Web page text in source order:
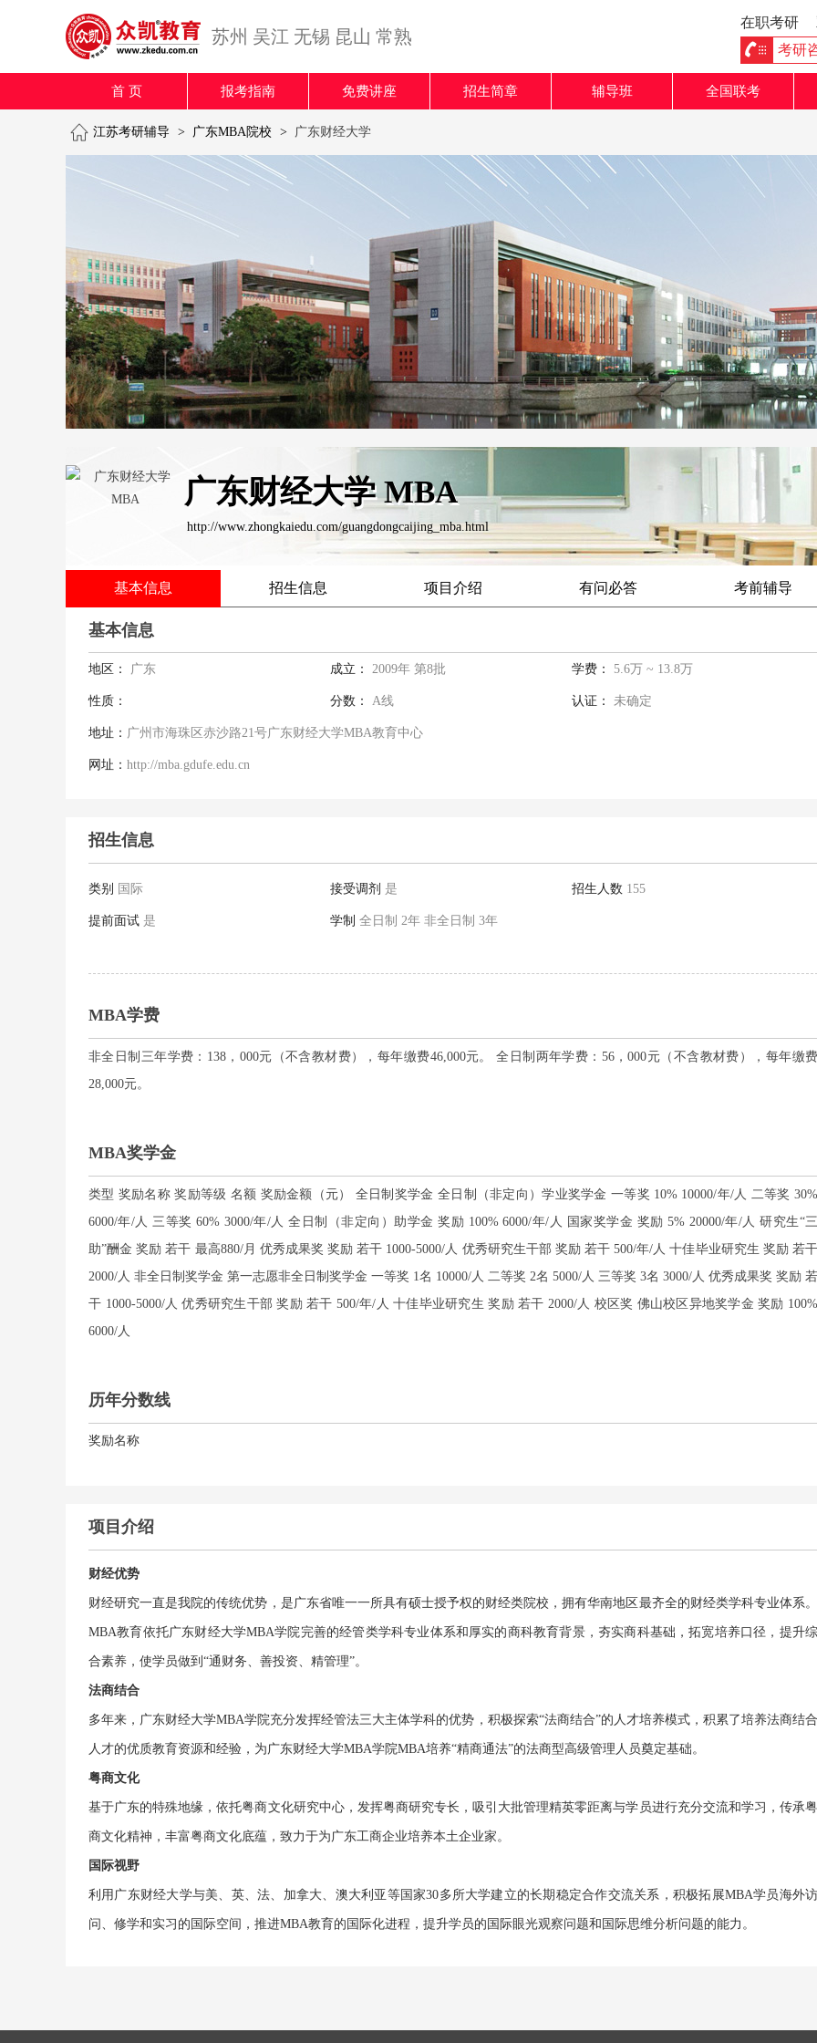
苏州 吴江 无锡 昆山 常熟
在职考研
考研
首 页 报考指南 免费讲座 招生简章 辅导班 全国联考
江苏考研辅导 > 广东MBA院校 > 广东财经大学
广东财经大学 MBA
http://www.zhongkaiedu.com/guangdongcaijing_mba.html
基本信息 招生信息 项目介绍 有问必答 考前辅导
基本信息
地区： 广东 成立： 2009年 第8批 学费： 5.6万 ~ 13.8万
性质： 分数： A线 认证： 未确定
地址： 广州市海珠区赤沙路21号广东财经大学MBA教育中心
网址： http://mba.gdufe.edu.cn
招生信息
类别 国际 接受调剂 是 招生人数 155
提前面试 是 学制 全日制 2年 非全日制 3年
MBA学费
非全日制三年学费：138，000元（不含教材费），每年缴费46,000元。 全日制两年学费：56，000元（不含教材费），每年缴费
28,000元。
MBA奖学金
类型 奖励名称 奖励等级 名额 奖励金额（元） 全日制奖学金 全日制（非定向）学业奖学金 一等奖 10% 10000/年/人 二等奖 30%
6000/年/人 三等奖 60% 3000/年/人 全日制（非定向）助学金 奖励 100% 6000/年/人 国家奖学金 奖励 5% 20000/年/人 研究生“三
助”酬金 奖励 若干 最高880/月 优秀成果奖 奖励 若干 1000-5000/人 优秀研究生干部 奖励 若干 500/年/人 十佳毕业研究生 奖励 若干
2000/人 非全日制奖学金 第一志愿非全日制奖学金 一等奖 1名 10000/人 二等奖 2名 5000/人 三等奖 3名 3000/人 优秀成果奖 奖励 若
干 1000-5000/人 优秀研究生干部 奖励 若干 500/年/人 十佳毕业研究生 奖励 若干 2000/人 校区奖 佛山校区异地奖学金 奖励 100%
6000/人
历年分数线
奖励名称
项目介绍
财经优势
财经研究一直是我院的传统优势，是广东省唯一一所具有硕士授予权的财经类院校，拥有华南地区最齐全的财经类学科专业体系。
MBA教育依托广东财经大学MBA学院完善的经管类学科专业体系和厚实的商科教育背景，夯实商科基础，拓宽培养口径，提升综
合素养，使学员做到“通财务、善投资、精管理”。
法商结合
多年来，广东财经大学MBA学院充分发挥经管法三大主体学科的优势，积极探索“法商结合”的人才培养模式，积累了培养法商结合
人才的优质教育资源和经验，为广东财经大学MBA学院MBA培养“精商通法”的法商型高级管理人员奠定基础。
粤商文化
基于广东的特殊地缘，依托粤商文化研究中心，发挥粤商研究专长，吸引大批管理精英零距离与学员进行充分交流和学习，传承粤
商文化精神，丰富粤商文化底蕴，致力于为广东工商企业培养本土企业家。
国际视野
利用广东财经大学与美、英、法、加拿大、澳大利亚等国家30多所大学建立的长期稳定合作交流关系，积极拓展MBA学员海外访
问、修学和实习的国际空间，推进MBA教育的国际化进程，提升学员的国际眼光观察问题和国际思维分析问题的能力。